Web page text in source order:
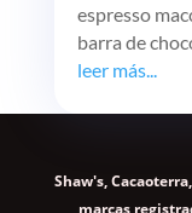
espresso
barra de
leer más...
Shaw's,
marcas